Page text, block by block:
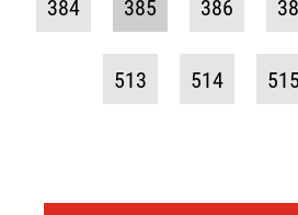
384 385 386
513 514 515